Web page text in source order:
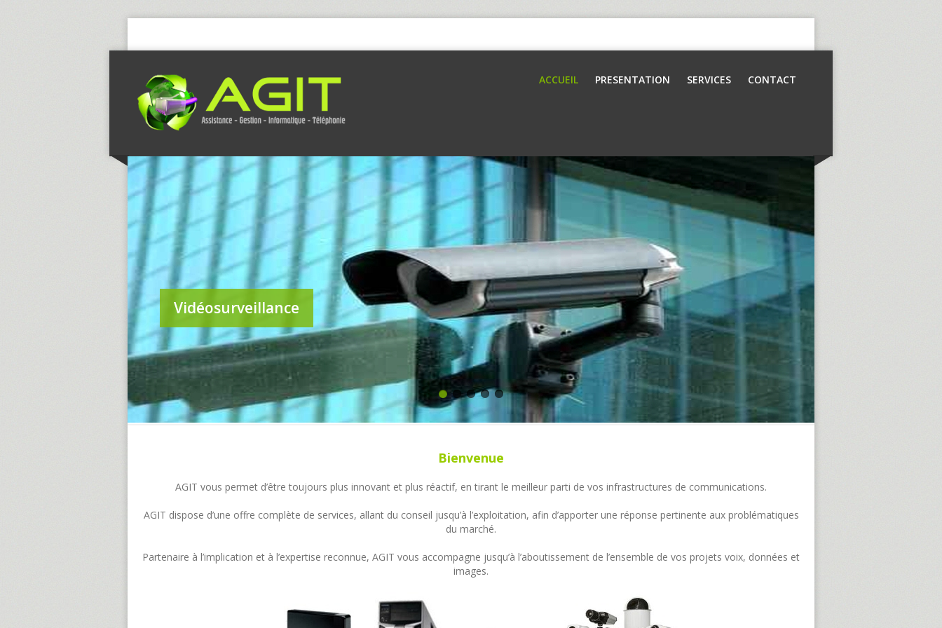
ACCUEIL PRESENTATION SERVICES CONTACT
Vidéosurveillance
Bienvenue
AGIT vous permet d’être toujours plus innovant et plus réactif, en tirant le meilleur parti de vos infrastructures de communications.
AGIT dispose d’une offre complète de services, allant du conseil jusqu’à l’exploitation, afin d’apporter une réponse pertinente aux problématiques
du marché.
Partenaire à l’implication et à l’expertise reconnue, AGIT vous accompagne jusqu’à l’aboutissement de l’ensemble de vos projets voix, données et
images.